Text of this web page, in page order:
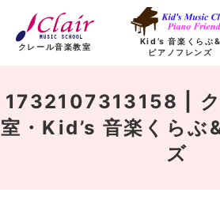
クレール音楽教室
Kid’s 音楽くらぶ&
ピアノフレンズ
1732107313158 | ク
室・Kid’s 音楽くらぶ
ズ